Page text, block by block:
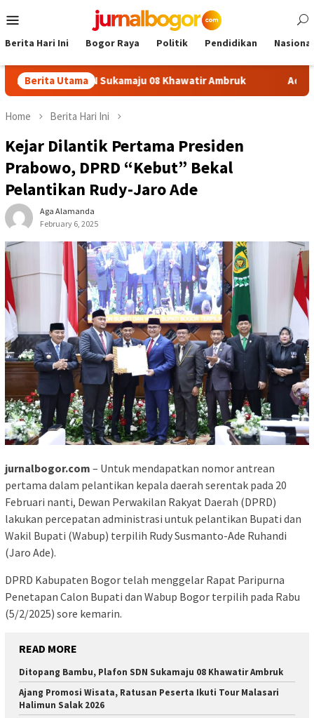
to
Menu
Berita Hari Ini Bogor Raya Politik Pendidikan Nasional
Berita Utama
SDN Sukamaju 08 Khawatir Ambruk Adira Expo
Home Berita Hari Ini
Kejar Dilantik Pertama Presiden
Prabowo, DPRD “Kebut” Bekal
Pelantikan Rudy-Jaro Ade
Aga Alamanda
February 6, 2025
jurnalbogor.com – Untuk mendapatkan nomor antrean
pertama dalam pelantikan kepala daerah serentak pada 20
Februari nanti, Dewan Perwakilan Rakyat Daerah (DPRD)
lakukan percepatan administrasi untuk pelantikan Bupati dan
Wakil Bupati (Wabup) terpilih Rudy Susmanto-Ade Ruhandi
(Jaro Ade).
DPRD Kabupaten Bogor telah menggelar Rapat Paripurna
Penetapan Calon Bupati dan Wabup Bogor terpilih pada Rabu
(5/2/2025) sore kemarin.
READ MORE
Ditopang Bambu, Plafon SDN Sukamaju 08 Khawatir Ambruk
Ajang Promosi Wisata, Ratusan Peserta Ikuti Tour Malasari
Halimun Salak 2026